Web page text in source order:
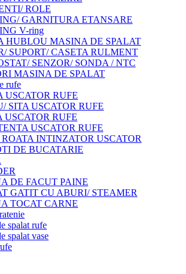
ROLE
GARNITURA ETANSARE
V-ring
HUBLOU MASINA DE SPALAT
SUPORT/ CASETA RULMENT
SENZOR/ SONDA / NTC
MASINA DE SPALAT
rufe
USCATOR RUFE
SITA USCATOR RUFE
USCATOR RUFE
USCATOR RUFE
INTINZATOR USCATOR
DE BUCATARIE
DE FACUT PAINE
GATIT CU ABURI/ STEAMER
TOCAT CARNE
spalat rufe
spalat vase